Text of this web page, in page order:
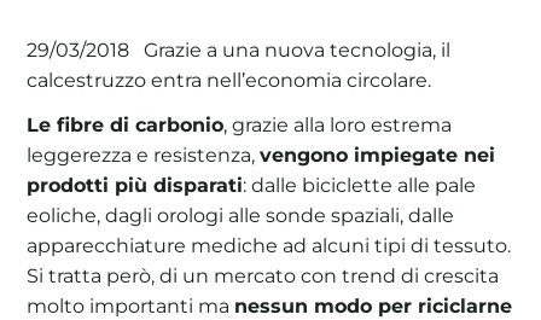
29/03/2018
Grazie a una nuova tecnologia, il
calcestruzzo entra nell’economia circolare.
Le fibre di carbonio, grazie alla loro estrema
leggerezza e resistenza,vengono impiegate nei
prodotti più disparati: dalle biciclette alle pale
eoliche, dagli orologi alle sonde spaziali, dalle
apparecchiature mediche ad alcuni tipi di tessuto.
Si tratta però, di un mercato con trend di crescita
molto importanti ma nessun modo per riciclarne